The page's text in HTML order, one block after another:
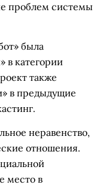
проблем системы
была
категории
также
в предыдущие
неравенство,
отношения.
место в